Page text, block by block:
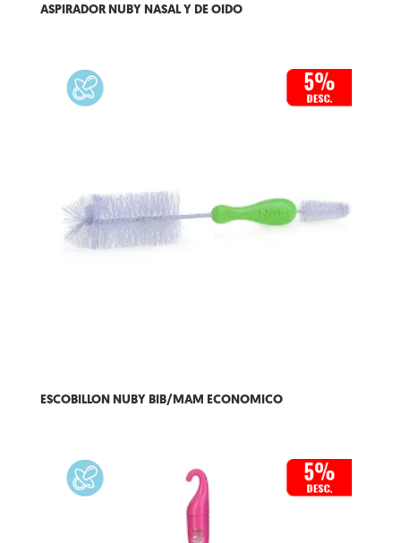
ASPIRADOR NUBY NASAL Y DE OIDO
ESCOBILLON NUBY BIB/MAM ECONOMICO